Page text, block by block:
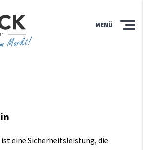
Markt!
MENÜ
eine Sicherheitsleistung, die